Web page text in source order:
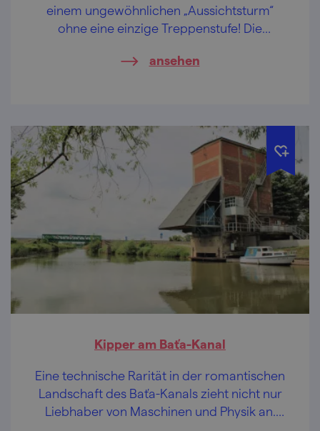
einem ungewöhnlichen „Aussichtsturm“
ohne eine einzige Treppenstufe! Die
Kinderwagen zu erreichen!
ansehen
Kipper am Baťa-Kanal
Eine technische Rarität in der romantischen
Landschaft des Baťa-Kanals zieht nicht nur
Liebhaber von Maschinen und Physik an.